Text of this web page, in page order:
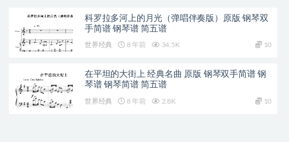
科罗拉多河上的月光（弹唱伴奏版）原版 钢琴双
手简谱 钢琴谱 简五谱
世界经典 8 年前 34.5K 10
在平坦的大街上 经典名曲 原版 钢琴双手简谱 钢
琴谱 钢琴简谱 简五谱
世界经典 8 年前 2.8K 10